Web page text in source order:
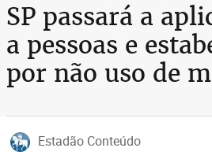
SP passará a
a pessoas e
por não uso de
Estadão Conteúdo